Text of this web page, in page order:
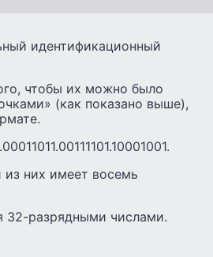
идентификационный
чтобы их можно было
(как показано выше),
из них имеет восемь
32-разрядными числами.